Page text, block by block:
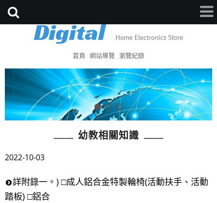
首頁 網站導覽 瀏覽紀錄
幼教相關知識
2022-10-03
詳附錄一。) □成人鋁合金特製輪椅(活動扶手、活動
踏板) □鋁合